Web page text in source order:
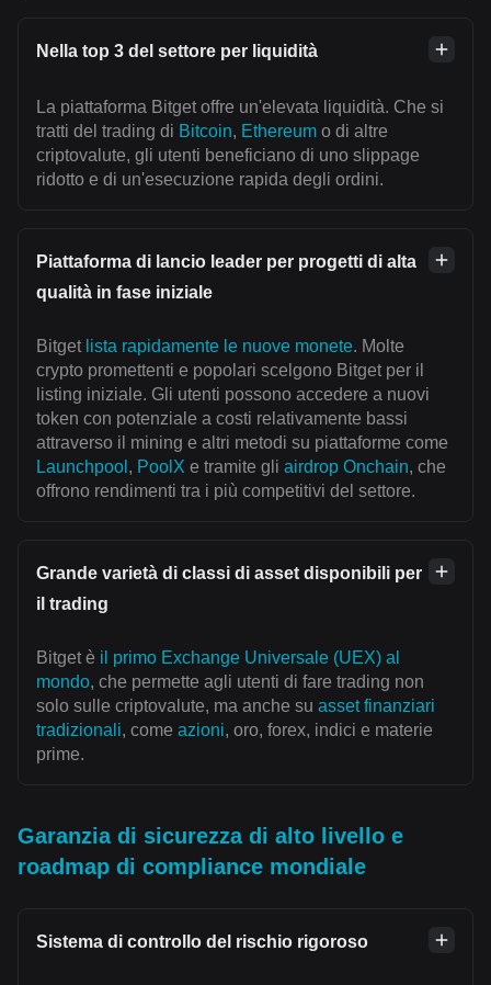
Nella top 3 del settore per liquidità
La piattaforma Bitget offre un'elevata liquidità. Che si
tratti del trading di Bitcoin, Ethereum o di altre
criptovalute, gli utenti beneficiano di uno slippage
ridotto e di un'esecuzione rapida degli ordini.
Piattaforma di lancio leader per progetti di alta
qualità in fase iniziale
Bitget lista rapidamente le nuove monete. Molte
crypto promettenti e popolari scelgono Bitget per il
listing iniziale. Gli utenti possono accedere a nuovi
token con potenziale a costi relativamente bassi
attraverso il mining e altri metodi su piattaforme come
Launchpool , PoolX e tramite gli airdrop Onchain, che
offrono rendimenti tra i più competitivi del settore.
Grande varietà di classi di asset disponibili per
il trading
Bitget è il primo Exchange Universale (UEX) al
mondo, che permette agli utenti di fare trading non
solo sulle criptovalute, ma anche su asset finanziari
tradizionali, come azioni, oro, forex, indici e materie
prime.
Garanzia di sicurezza di alto livello e
roadmap di compliance mondiale
Sistema di controllo del rischio rigoroso